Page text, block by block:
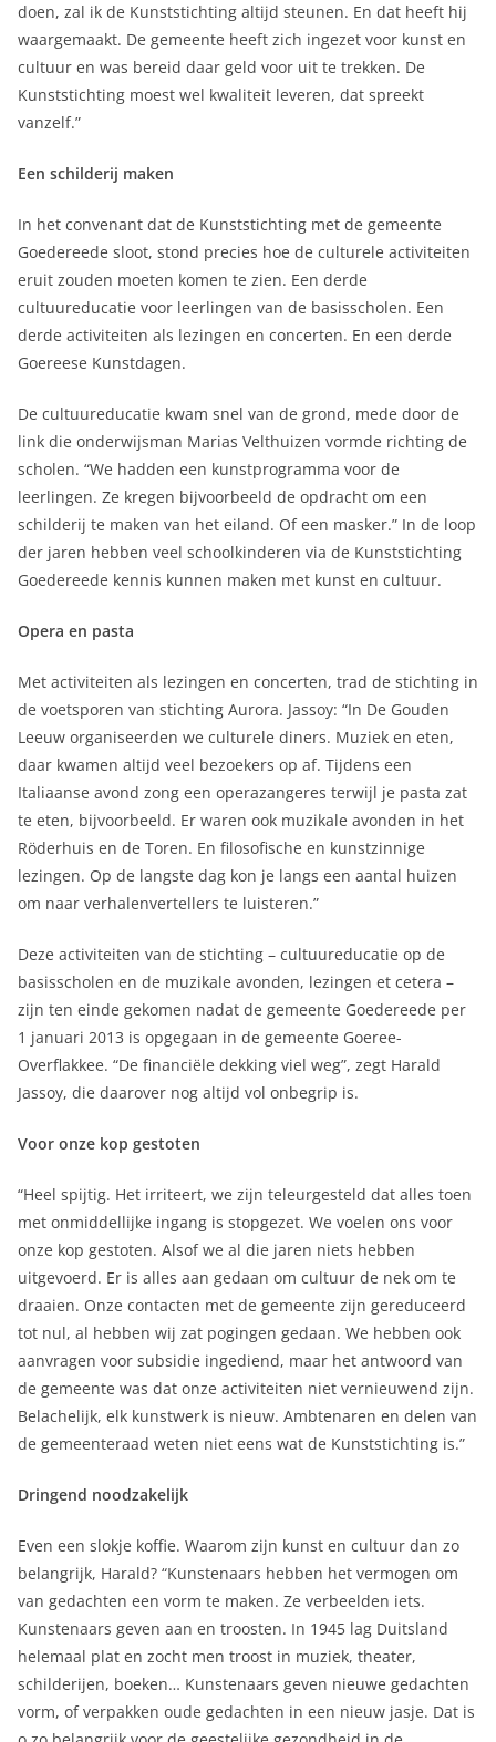
doen, zal ik de Kunststichting altijd steunen. En dat heeft hij
waargemaakt. De gemeente heeft zich ingezet voor kunst en
cultuur en was bereid daar geld voor uit te trekken. De
Kunststichting moest wel kwaliteit leveren, dat spreekt
vanzelf.”
Een schilderij maken
In het convenant dat de Kunststichting met de gemeente
Goedereede sloot, stond precies hoe de culturele activiteiten
eruit zouden moeten komen te zien. Een derde
cultuureducatie voor leerlingen van de basisscholen. Een
derde activiteiten als lezingen en concerten. En een derde
Goereese Kunstdagen.
De cultuureducatie kwam snel van de grond, mede door de
link die onderwijsman Marias Velthuizen vormde richting de
scholen. “We hadden een kunstprogramma voor de
leerlingen. Ze kregen bijvoorbeeld de opdracht om een
schilderij te maken van het eiland. Of een masker.” In de loop
der jaren hebben veel schoolkinderen via de Kunststichting
Goedereede kennis kunnen maken met kunst en cultuur.
Opera en pasta
Met activiteiten als lezingen en concerten, trad de stichting in
de voetsporen van stichting Aurora. Jassoy: “In De Gouden
Leeuw organiseerden we culturele diners. Muziek en eten,
daar kwamen altijd veel bezoekers op af. Tijdens een
Italiaanse avond zong een operazangeres terwijl je pasta zat
te eten, bijvoorbeeld. Er waren ook muzikale avonden in het
Röderhuis en de Toren. En filosofische en kunstzinnige
lezingen. Op de langste dag kon je langs een aantal huizen
om naar verhalenvertellers te luisteren.”
Deze activiteiten van de stichting – cultuureducatie op de
basisscholen en de muzikale avonden, lezingen et cetera –
zijn ten einde gekomen nadat de gemeente Goedereede per
1 januari 2013 is opgegaan in de gemeente Goeree-
Overflakkee. “De financiële dekking viel weg”, zegt Harald
Jassoy, die daarover nog altijd vol onbegrip is.
Voor onze kop gestoten
“Heel spijtig. Het irriteert, we zijn teleurgesteld dat alles toen
met onmiddellijke ingang is stopgezet. We voelen ons voor
onze kop gestoten. Alsof we al die jaren niets hebben
uitgevoerd. Er is alles aan gedaan om cultuur de nek om te
draaien. Onze contacten met de gemeente zijn gereduceerd
tot nul, al hebben wij zat pogingen gedaan. We hebben ook
aanvragen voor subsidie ingediend, maar het antwoord van
de gemeente was dat onze activiteiten niet vernieuwend zijn.
Belachelijk, elk kunstwerk is nieuw. Ambtenaren en delen van
de gemeenteraad weten niet eens wat de Kunststichting is.”
Dringend noodzakelijk
Even een slokje koffie. Waarom zijn kunst en cultuur dan zo
belangrijk, Harald? “Kunstenaars hebben het vermogen om
van gedachten een vorm te maken. Ze verbeelden iets.
Kunstenaars geven aan en troosten. In 1945 lag Duitsland
helemaal plat en zocht men troost in muziek, theater,
schilderijen, boeken… Kunstenaars geven nieuwe gedachten
vorm, of verpakken oude gedachten in een nieuw jasje. Dat is